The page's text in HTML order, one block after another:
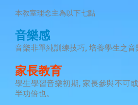
本教室理念主為以下七點
音樂感
音樂非單純訓練技巧, 培養學生之音
家長教育
學生學習音樂初期, 家長參與不可
半功倍也。